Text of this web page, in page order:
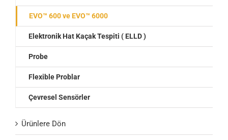
EVO™ 600 ve EVO™ 6000
Elektronik Hat Kaçak Tespiti ( ELLD )
Probe
Flexible Problar
Çevresel Sensörler
Ürünlere Dön